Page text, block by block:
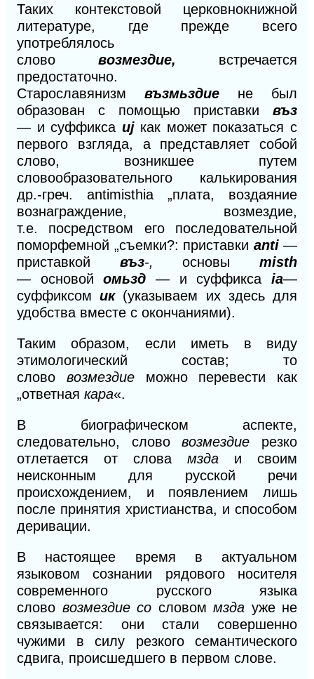
Таких контекстовой церковнокнижной
литературе, где прежде всего
употреблялось
слово возмездие, встречается
предостаточно.
Старославянизм възмьздие не был
образован с помощью приставки въз
— исуффикса uj как может показаться с
первого взгляда, а представляет собой
слово, возникшее путем
словообразовательного калькирования
др.-греч. antimisthia „плата, воздаяние
вознаграждение, возмездие,
т.е.
посредством его последовательной
поморфемной „съемки?: приставки anti—
приставкой въз-,основыmisth
— основойомьзд — и суффиксаiа—
суффиксомик (указываем их здесь для
удобства вместе с окончаниями).
Таким образом, если иметь
в виду
этимологический состав; то
слово возмездие можно перевести как
„ответная кара«.
В биографическом аспекте,
следовательно, слововозмездие резко
отлетается от слова мзда и своим
неисконным для русской речи
происхождением, и
появлением лишь
после принятия христианства, и способом
деривации.
В настоящее время в актуальном
языковом сознании рядового носителя
современного русского языка
слово возмездие со словом мзда уже не
связывается: они стали совершенно
чужими в силу резкого семантического
сдвига, происшедшего в первом слове.